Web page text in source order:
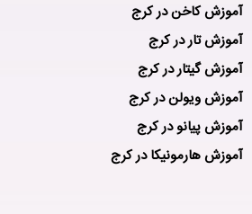
آموزش کاخن در کرج
آموزش تار در کرج
آموزش گیتار در کرج
آموزش ویولن در کرج
آموزش پیانو در کرج
آموزش هارمونیکا در کرج